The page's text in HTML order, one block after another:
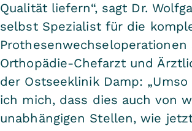
Qualität liefern“, sagt Dr.
selbst Spezialist für die
Prothesenwechseloperationen
Orthopädie-Chefarzt und
der Ostseeklinik Damp:
ich mich, dass dies auch von
unabhängigen Stellen, wie